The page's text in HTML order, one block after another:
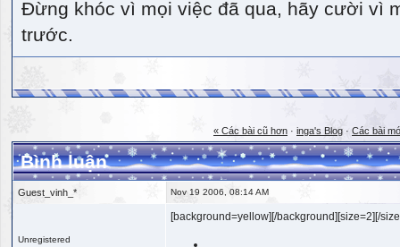
Đừng khóc vì mọi việc đã qua, hãy cười vì
trước.
« Các bài cũ hơn · inga's Blog · Các bài
Bình luận
Guest_vinh_* Nov 19 2006, 08:14 AM
Unregistered
[background=yellow][/background][size=2][/